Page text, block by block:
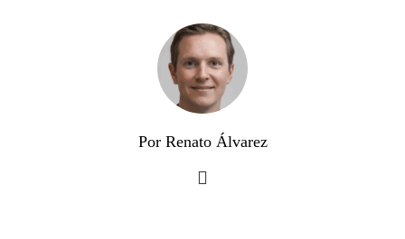
Por Renato Álvarez